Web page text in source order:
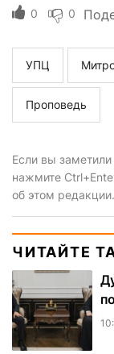
0 0
УПЦ
Проповедь
Если вы
нажмите
об этом редакции.
ЧИТАЙТЕ